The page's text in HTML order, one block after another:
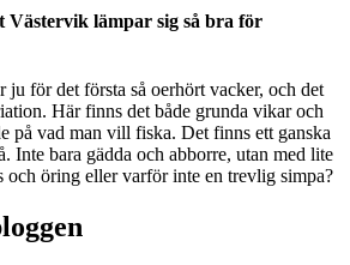
Västervik lämpar sig så bra för
ju för det första så oerhört vacker, och det
Här finns det både grunda vikar och
på vad man vill fiska. Det finns ett ganska
. Inte bara gädda och abborre, utan med lite
och öring eller varför inte en trevlig simpa?